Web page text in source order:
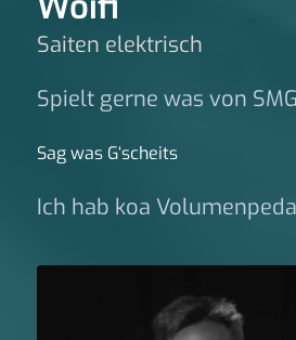
Saiten elektrisch
Spielt gerne was von
Sag was G‘scheits
Ich hab koa